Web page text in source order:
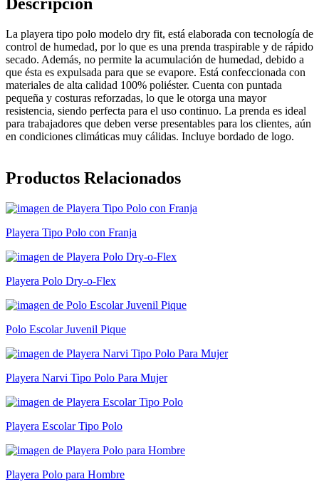
La playera tipo polo modelo dry fit, está elaborada con tecnología de
control de humedad, por lo que es una prenda traspirable y de rápido
secado. Además, no permite la acumulación de humedad, debido a
que ésta es expulsada para que se evapore. Está confeccionada con
materiales de alta calidad 100% poliéster. Cuenta con puntada
pequeña y costuras reforzadas, lo que le otorga una mayor
resistencia, siendo perfecta para el uso continuo. La prenda es ideal
para trabajadores que deben verse presentables para los clientes, aún
en condiciones climáticas muy cálidas. Incluye bordado de logo.
Productos Relacionados
Playera Tipo Polo con Franja
Playera Polo Dry-o-Flex
Polo Escolar Juvenil Pique
Playera Narvi Tipo Polo Para Mujer
Playera Escolar Tipo Polo
Playera Polo para Hombre